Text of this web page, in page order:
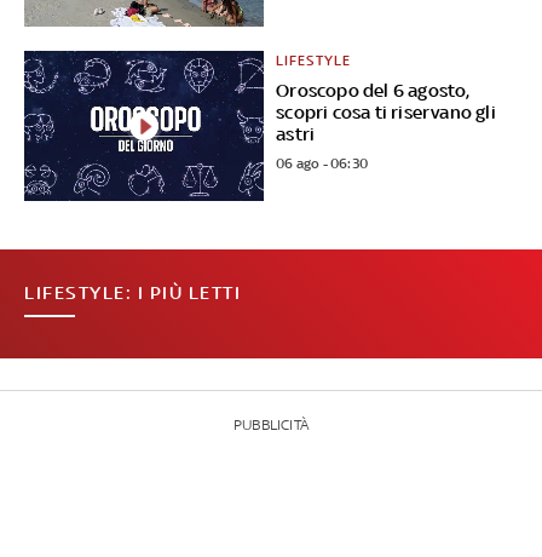
Oroscopo del 6 agosto,
scopri cosa ti riservano gli
astri
LIFESTYLE
06 ago - 06:30
LIFESTYLE: I PIÙ LETTI
PUBBLICITÀ